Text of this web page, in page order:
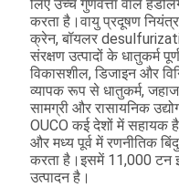
लिए उच्च गुणवत्ता वाले
करता है।वायु प्रदूषण
क्रेन, बॉयलर
संरक्षण उत्पादों के धातुकर्म
विकासशील, डिजाइन और
व्यापक रूप से धातुकर्म, जहाज,
सामग्री और रासायनिक
OUCO कई देशों में सहायक
और मध्य पूर्व में रणनीतिक
करता है।इसमें 11,000 टन
उत्पादन है।